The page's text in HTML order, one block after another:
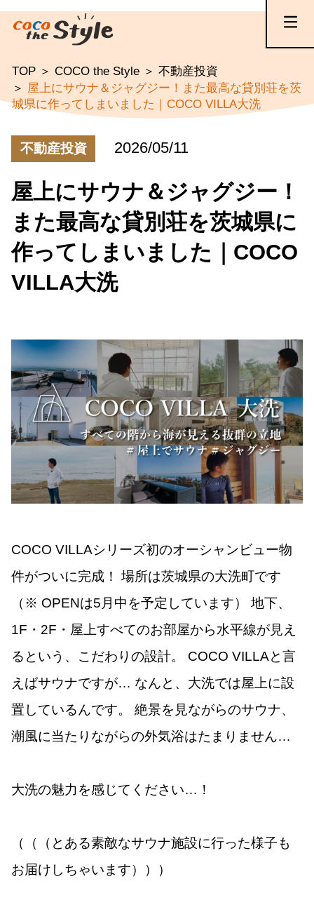
TOP COCO the Style
不動産投資
屋上にサウナ＆ジャグジー！また最高な貸別荘を茨
城県に作ってしまいました｜COCO VILLA大洗
不動産投資 2026/05/11
屋上にサウナ＆ジャグジー！
また最高な貸別荘を茨城県に
作ってしまいました｜COCO
VILLA大洗
COCO VILLAシリーズ初のオーシャンビュー物
件がついに完成！ 場所は茨城県の大洗町です
（※ OPENは5月中を予定しています） 地下、
1F・2F・屋上すべてのお部屋から水平線が見え
るという、こだわりの設計。 COCO VILLAと言
えばサウナですが… なんと、大洗では屋上に設
置しているんです。 絶景を見ながらのサウナ、
潮風に当たりながらの外気浴はたまりません…
大洗の魅力を感じてください…！
（（（とある素敵なサウナ施設に行った様子も
お届けしちゃいます）））